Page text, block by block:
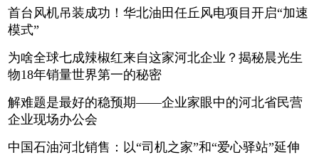
首台风机吊装成功！华北油田任丘风电项目开启“加速
模式”
为啥全球七成辣椒红来自这家河北企业？揭秘晨光生
物18年销量世界第一的秘密
解难题是最好的稳预期——企业家眼中的河北省民营
企业现场办公会
中国石油河北销售：以“司机之家”和“爱心驿站”延伸